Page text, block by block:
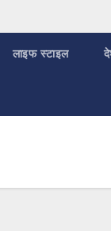
लाइफ स्टाइल